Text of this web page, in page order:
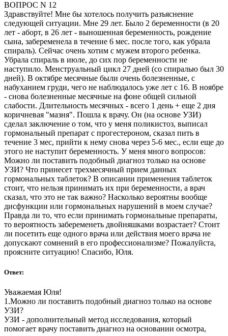
ВОПРОС N 12
Здравствуйте! Мне бы хотелось получить разъяснение
следующей ситуации. Мне 29 лет. Было 2 беременности (в 20
лет - аборт, в 26 лет - выношенная беременность, рождение
сына, забеременела в течение 6 мес. после того, как убрала
спираль). Сейчас очень хотим с мужем второго ребенка.
Убрала спираль в июле, до сих пор беременности не
наступило. Менструальный цикл 27 дней (со спиралью был 30
дней). В октябре месячные были очень болезненные, с
набуханием груди, чего не наблюдалось уже лет с 16. В ноябре
- снова болезненные месячные на фоне общей сильной
слабости. Длительность месячных - всего 1 день + еще 2 дня
коричневая "мазня". Пошла к врачу. Он (на основе УЗИ)
сделал заключение о том, что у меня поликистоз, выписал
гормональный препарат с прогестероном, сказал пить в
течение 3 мес, прийти к нему снова через 5-6 мес., если еще до
этого не наступит беременность. У меня много вопросов:
Можно ли поставить подобный диагноз только на основе
УЗИ? Что принесет трехмесячный прием данных
гормональных таблеток? В описании применения таблеток
стоит, что нельзя принимать их при беременности, а врач
сказал, что это не так важно? Насколько вероятны вообще
дисфункции или гормональных нарушений в моем случае?
Правда ли то, что если принимать гормональные препараты,
то вероятность забеременеть двойняшками возрастает? Стоит
ли посетить еще одного врача или действия моего врача не
допускают сомнений в его профессионализме? Пожалуйста,
проясните ситуацию! Спасибо, Юля.
Ответ:
Уважаемая Юля!
1.Можно ли поставить подобный диагноз только на основе
УЗИ?
УЗИ - дополнительный метод исследования, который
помогает врачу поставить диагноз на основании осмотра,